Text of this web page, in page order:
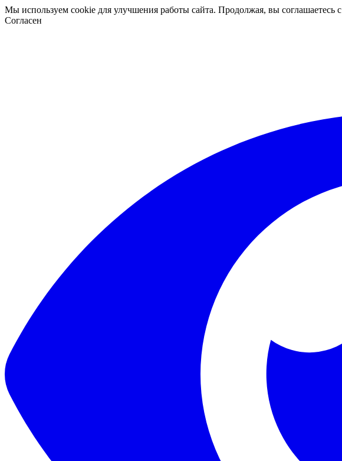
Мы используем cookie для улучшения работы сайта. Продолжая, вы соглашаетесь с
Согласен